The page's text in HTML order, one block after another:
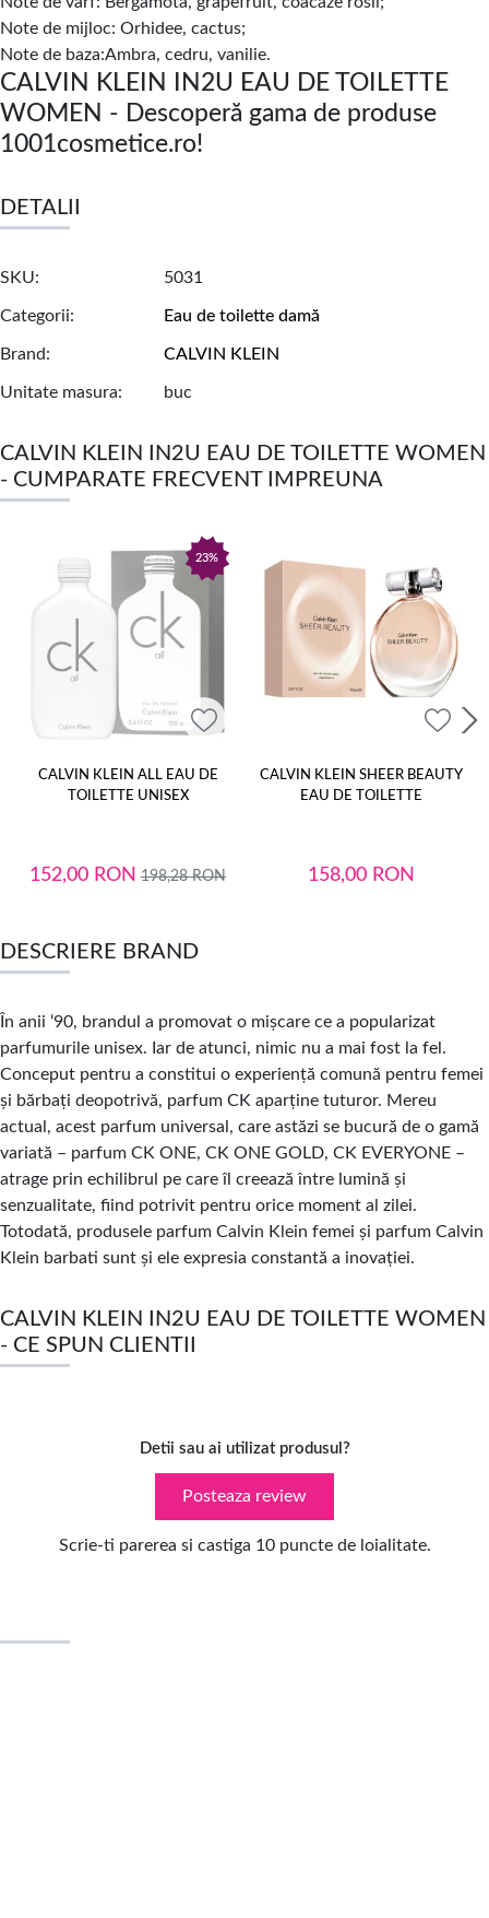
Note de mijloc: Orhidee, cactus;
Note de baza:Ambra, cedru, vanilie.
CALVIN KLEIN IN2U EAU DE TOILETTE
WOMEN - Descoperă gama de produse
1001cosmetice.ro!
DETALII
SKU 5031
Categorii Eau de toilette damă
Brand CALVIN KLEIN
Unitate masura buc
CALVIN KLEIN IN2U EAU DE TOILETTE WOMEN
- CUMPARATE FRECVENT IMPREUNA
23%
CALVIN KLEIN ALL EAU DE
TOILETTE UNISEX
152,00 RON 198,28RON
CALVIN KLEIN SHEER BEAUTY
EAU DE TOILETTE
158,00 RON
DESCRIERE BRAND
În anii ‘90, brandul a promovat o mișcare ce a popularizat
parfumurile unisex. Iar de atunci, nimic nu a mai fost la fel.
Conceput pentru a constitui o experiență comună pentru femei
și bărbați deopotrivă, parfum CK aparține tuturor. Mereu
actual, acest parfum universal, care astăzi se bucură de o gamă
variată – parfum CK ONE, CK ONE GOLD, CK EVERYONE –
atrage prin echilibrul pe care îl creează între lumină și
senzualitate, fiind potrivit pentru orice moment al zilei.
Totodată, produsele parfum Calvin Klein femei și parfum Calvin
Klein barbati sunt și ele expresia constantă a inovației.
CALVIN KLEIN IN2U EAU DE TOILETTE WOMEN
- CE SPUN CLIENTII
Detii sau ai utilizat produsul?
Posteaza review
Scrie-ti parerea si castiga 10 puncte de loialitate.